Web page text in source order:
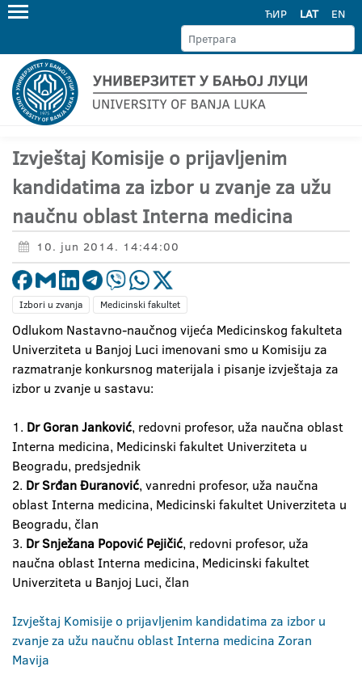
ЋИР LAT EN
Izvještaj Komisije o prijavljenim
kandidatima za izbor u zvanje za užu
naučnu oblast Interna medicina
10. jun 2014. 14:44:00
Izbori u zvanja Medicinski fakultet
Odlukom Nastavno-naučnog vijeća Medicinskog fakulteta
Univerziteta u Banjoj Luci imenovani smo u Komisiju za
razmatranje konkursnog materijala i pisanje izvještaja za
izbor u zvanje u sastavu:
1. Dr Goran Janković, redovni profesor, uža naučna oblast
Interna medicina, Medicinski fakultet Univerziteta u
Beogradu, predsjednik
2. Dr Srđan Đuranović, vanredni profesor, uža naučna
oblast Interna medicina, Medicinski fakultet Univerziteta u
Beogradu, član
3. Dr Snježana Popović Pejičić, redovni profesor, uža
naučna oblast Interna medicina, Medicinski fakultet
Univerziteta u Banjoj Luci, član
Izvještaj Komisije o prijavljenim kandidatima za izbor u
zvanje za užu naučnu oblast Interna medicina Zoran
Mavija